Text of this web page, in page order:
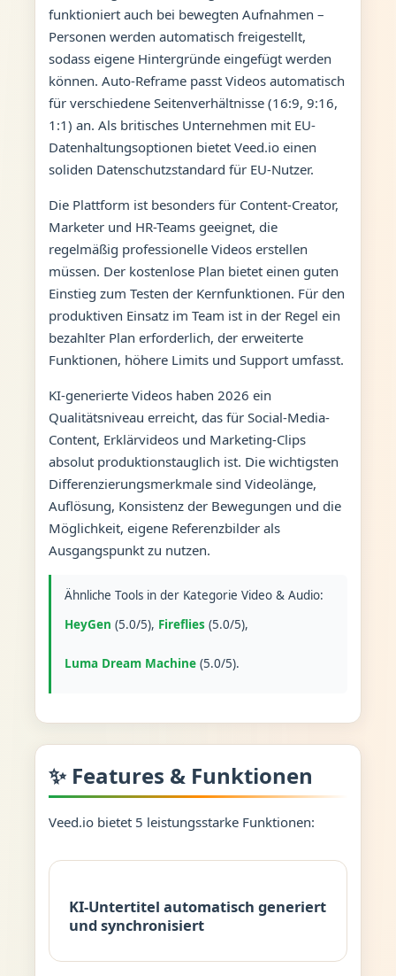
funktioniert auch bei bewegten Aufnahmen –
Personen werden automatisch freigestellt,
sodass eigene Hintergründe eingefügt werden
können. Auto-Reframe passt Videos automatisch
für verschiedene Seitenverhältnisse (16:9, 9:16,
1:1) an. Als britisches Unternehmen mit EU-
Datenhaltungsoptionen bietet Veed.io einen
soliden Datenschutzstandard für EU-Nutzer.
Die Plattform ist besonders für Content-Creator,
Marketer und HR-Teams geeignet, die
regelmäßig professionelle Videos erstellen
müssen. Der kostenlose Plan bietet einen guten
Einstieg zum Testen der Kernfunktionen. Für den
produktiven Einsatz im Team ist in der Regel ein
bezahlter Plan erforderlich, der erweiterte
Funktionen, höhere Limits und Support umfasst.
KI-generierte Videos haben 2026 ein
Qualitätsniveau erreicht, das für Social-Media-
Content, Erklärvideos und Marketing-Clips
absolut produktionstauglich ist. Die wichtigsten
Differenzierungsmerkmale sind Videolänge,
Auflösung, Konsistenz der Bewegungen und die
Möglichkeit, eigene Referenzbilder als
Ausgangspunkt zu nutzen.
Ähnliche Tools in der Kategorie Video & Audio:
HeyGen (5.0/5), Fireflies(5.0/5),
Luma Dream Machine(5.0/5).
✨ Features & Funktionen
Veed.io bietet 5 leistungsstarke Funktionen:
KI-Untertitel automatisch generiert
und synchronisiert